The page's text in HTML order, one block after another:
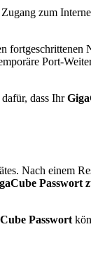
zum
fortgeschrittenen
Port-
dass Ihr
Nach einem
Passwort
Passwort